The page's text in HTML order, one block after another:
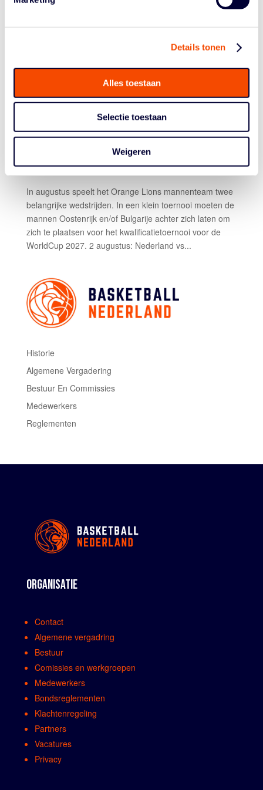
Details tonen
Alles toestaan
Selectie toestaan
Weigeren
DIT ZIJN DE 18 ORANGE
LIONS DIE ZICH
VOORBEREIDEN OP
AUGUSTUS
Tiel van den Heuvel|Jul 18, 2025
Mannen
In augustus speelt het Orange Lions mannenteam twee
belangrijke wedstrijden. In een klein toernooi moeten de
mannen Oostenrijk en/of Bulgarije achter zich laten om
zich te plaatsen voor het kwalificatietoernooi voor de
WorldCup 2027. 2 augustus: Nederland vs...
Historie
Algemene Vergadering
Bestuur En Commissies
Medewerkers
Reglementen
ORGANISATIE
Contact
Algemene vergadring
Bestuur
Comissies en werkgroepen
Medewerkers
Bondsreglementen
Klachtenregeling
Partners
Vacatures
Privacy